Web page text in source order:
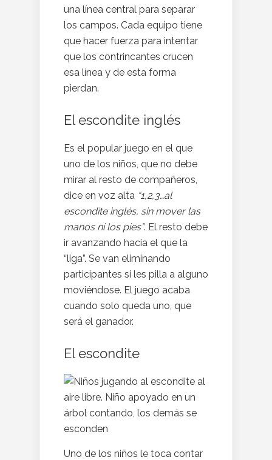
una línea central para separar
los campos. Cada equipo tiene
que hacer fuerza para intentar
que los contrincantes crucen
esa línea y de esta forma
pierdan.
El escondite inglés
Es el popular juego en el que
uno de los niños, que no debe
mirar al resto de compañeros,
dice en voz alta “1,2,3…al
escondite inglés, sin mover las
manos ni los pies”. El resto debe
ir avanzando hacia el que la
“liga”. Se van eliminando
participantes si les pilla a alguno
moviéndose. El juego acaba
cuando solo queda uno, que
será el ganador.
El escondite
Uno de los niños le toca contar